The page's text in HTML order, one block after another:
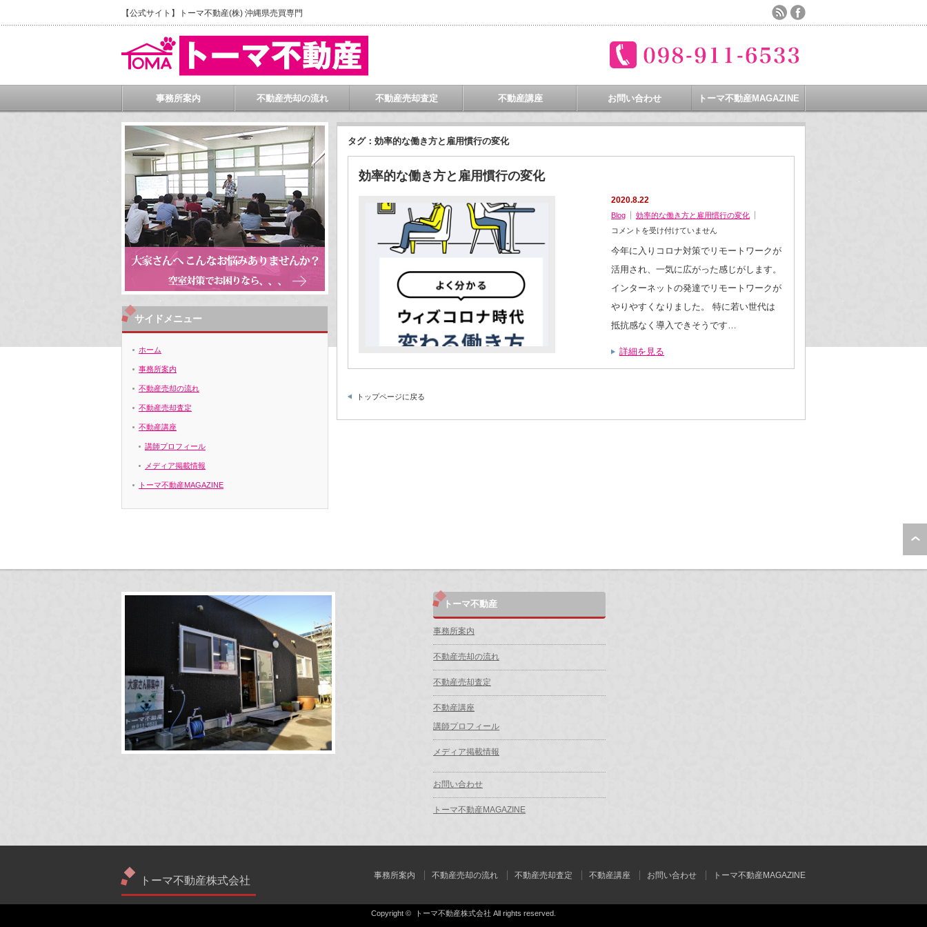
【公式サイト】トーマ不動産(株) 沖縄県売買専門
事務所案内 不動産売却の流れ 不動産売却査定 不動産講座 お問い合わせ トーマ不動産MAGAZINE
タグ：効率的な働き方と雇用慣行の変化
効率的な働き方と雇用慣行の変化
2020.8.22
Blog
効率的な働き方と雇用慣行の変化
効
的
な
き
と
用
慣
行
の
は
コメントを受け付けていません
今年に入りコロナ対策でリモートワークが
活用され、一気に広がった感じがします。
インターネットの発達でリモートワークが
やりやすくなりました。 特に若い世代は
抵抗感なく導入できそうです…
詳細を見る
トップページに戻る
サイドメニュー
ホーム
事務所案内
不動産売却の流れ
不動産売却査定
不動産講座
講師プロフィール
メディア掲載情報
トーマ不動産MAGAZINE
トーマ不動産
事務所案内
不動産売却の流れ
不動産売却査定
不動産講座
講師プロフィール
メディア掲載情報
お問い合わせ
トーマ不動産MAGAZINE
トーマ不動産株式会社 事務所案内 不動産売却の流れ 不動産売却査定 不動産講座 お問い合わせ トーマ不動産MAGAZINE
Copyright © トーマ不動産株式会社 All rights reserved.